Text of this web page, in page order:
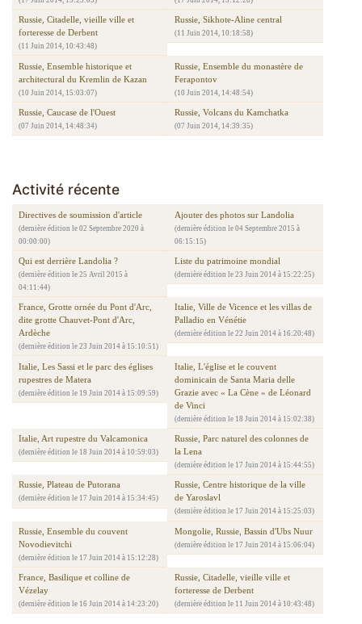
Russie, Citadelle, vieille ville et
forteresse de Derbent
(11 Juin 2014, 10:43:48)
Russie, Sikhote-Aline central
(11 Juin 2014, 10:18:58)
Russie, Ensemble historique et
architectural du Kremlin de Kazan
(10 Juin 2014, 15:03:07)
Russie, Ensemble du monastère de
Ferapontov
(10 Juin 2014, 14:48:54)
Russie, Caucase de l'Ouest
(07 Juin 2014, 14:48:34)
Russie, Volcans du Kamchatka
(07 Juin 2014, 14:39:35)
Activité récente
Directives de soumission d'article
(dernière édition le 02 Septembre 2020 à
00:00:00)
Ajouter des photos sur Landolia
(dernière édition le 04 Septembre 2015 à
06:15:15)
Qui est derrière Landolia ?
(dernière édition le 25 Avril 2015 à
04:11:44)
Liste du patrimoine mondial
(dernière édition le 23 Juin 2014 à 15:22:25)
France, Grotte ornée du Pont d'Arc,
dite grotte Chauvet-Pont d'Arc,
Ardèche
(dernière édition le 23 Juin 2014 à 15:10:51)
Italie, Ville de Vicence et les villas de
Palladio en Vénétie
(dernière édition le 22 Juin 2014 à 16:20:48)
Italie, Les Sassi et le parc des églises
rupestres de Matera
(dernière édition le 19 Juin 2014 à 15:09:59)
Italie, L'église et le couvent
dominicain de Santa Maria delle
Grazie avec « La Cène » de Léonard
de Vinci
(dernière édition le 18 Juin 2014 à 15:02:38)
Italie, Art rupestre du Valcamonica
(dernière édition le 18 Juin 2014 à 10:59:03)
Russie, Parc naturel des colonnes de
la Lena
(dernière édition le 17 Juin 2014 à 15:44:55)
Russie, Plateau de Putorana
(dernière édition le 17 Juin 2014 à 15:34:45)
Russie, Centre historique de la ville
de Yaroslavl
(dernière édition le 17 Juin 2014 à 15:25:03)
Russie, Ensemble du couvent
Novodievitchi
(dernière édition le 17 Juin 2014 à 15:12:28)
Mongolie, Russie, Bassin d'Ubs Nuur
(dernière édition le 17 Juin 2014 à 15:06:04)
France, Basilique et colline de
Vézelay
(dernière édition le 16 Juin 2014 à 14:23:20)
Russie, Citadelle, vieille ville et
forteresse de Derbent
(dernière édition le 11 Juin 2014 à 10:43:48)